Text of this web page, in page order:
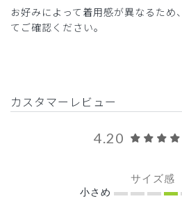
お好みによって着用感が異なるため、
てご確認ください。
カスタマーレビュー
4.20
サイズ感
小さめ